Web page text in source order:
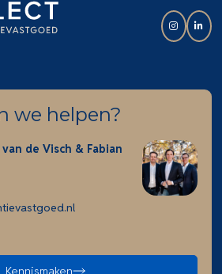
we helpen?
de Visch & Fabian
Kennismaken